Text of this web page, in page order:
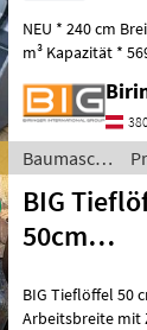
Schäffer
Aufnahme
NEU * 240 cm
m³ Kapazität *
Aufnahme
Beispielfotos!
weitere
diversen
Baumaschinen
/ BIG
BIG
50cm
BIG Tieflöffel 50
Arbeitsbreite mit